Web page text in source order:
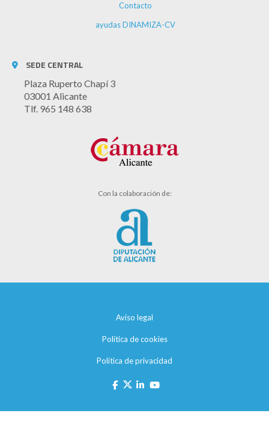
Contacto
ayudas DINAMIZA-CV
SEDE CENTRAL
Plaza Ruperto Chapí 3
03001 Alicante
Tlf. 965 148 638
Con la colaboración de:
Aviso legal
Política de cookies
Política de privacidad